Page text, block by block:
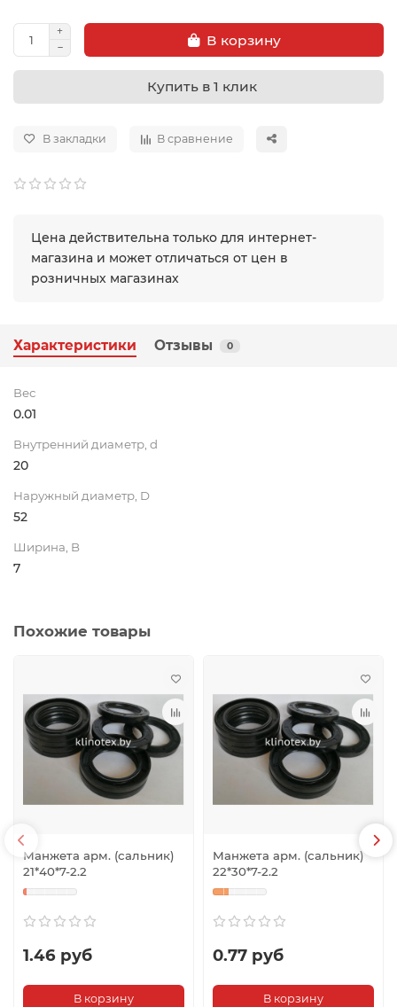
В корзину
Купить в 1 клик
В закладки В сравнение
Цена действительна только для интернет-
магазина и может отличаться от цен в
розничных магазинах
Характеристики Отзывы 0
Вес
0.01
Внутренний диаметр, d
20
Наружный диаметр, D
52
Ширина, B
7
Похожие товары
Манжета арм. (сальник)
21*40*7-2.2
1.46 руб
В корзину
Манжета арм. (сальник)
22*30*7-2.2
0.77 руб
В корзину